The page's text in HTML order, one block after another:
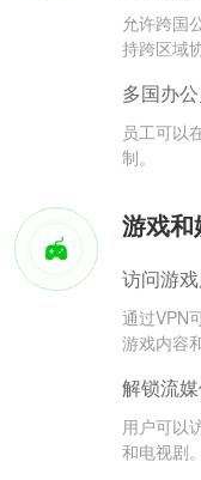
允许跨国
持跨区域
多国办
员工可以
制。
游戏和
访问游
通过VPN
游戏内容
解锁流
用户可以
和电视剧。